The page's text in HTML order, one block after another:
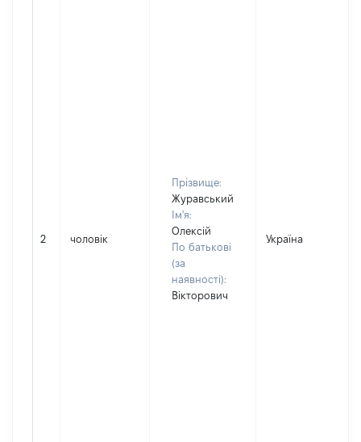
2 чоловік
Прізвище:
Журавський
Ім'я:
Олексій
По батькові
(за
наявності):
Вікторович
Україна